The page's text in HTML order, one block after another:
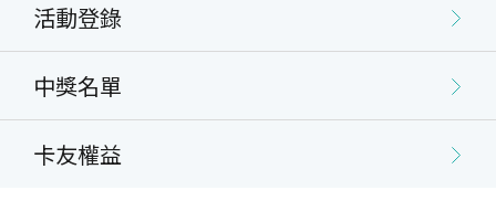
活動登錄
中獎名單
卡友權益